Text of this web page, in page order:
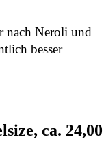
nach Neroli und
besser
ca. 24,00